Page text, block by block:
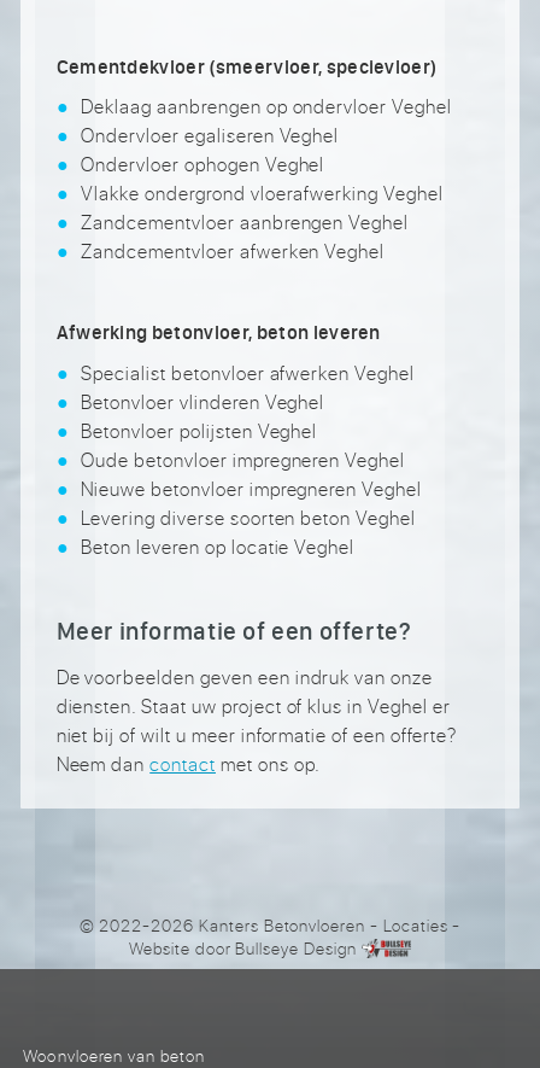
Cementdekvloer (smeervloer, specievloer)
Deklaag aanbrengen op ondervloer Veghel
Ondervloer egaliseren Veghel
Ondervloer ophogen Veghel
Vlakke ondergrond vloerafwerking Veghel
Zandcementvloer aanbrengen Veghel
Zandcementvloer afwerken Veghel
Afwerking betonvloer, beton leveren
Specialist betonvloer afwerken Veghel
Betonvloer vlinderen Veghel
Betonvloer polijsten Veghel
Oude betonvloer impregneren Veghel
Nieuwe betonvloer impregneren Veghel
Levering diverse soorten beton Veghel
Beton leveren op locatie Veghel
Meer informatie of een offerte?
De voorbeelden geven een indruk van onze
diensten. Staat uw project of klus in Veghel er
niet bij of wilt u meer informatie of een offerte?
Neem dancontact met ons op.
© 2022-2026 Kanters Betonvloeren - Locaties -
Website doorBullseye Design
Woonvloeren van beton